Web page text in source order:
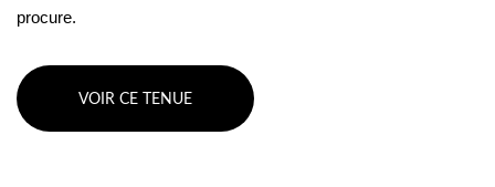
procure.
VOIR CE TENUE